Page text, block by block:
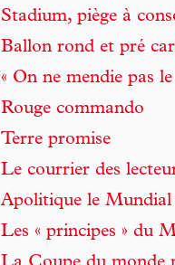
Stadium, piège à
Ballon rond et pré
« On ne mendie pas
Rouge commando
Terre promise
Le courrier des
Apolitique le Mundial
Les « principes » du